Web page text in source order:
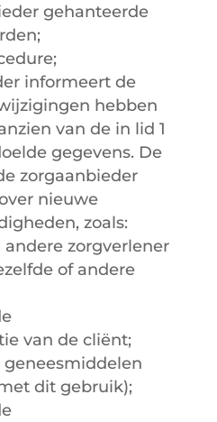
gehanteerde
informeert de
hebben
van de in lid 1
gegevens. De
zorgaanbieder
nieuwe
zoals:
andere zorgverlener
of andere
van de cliënt;
dit gebruik);